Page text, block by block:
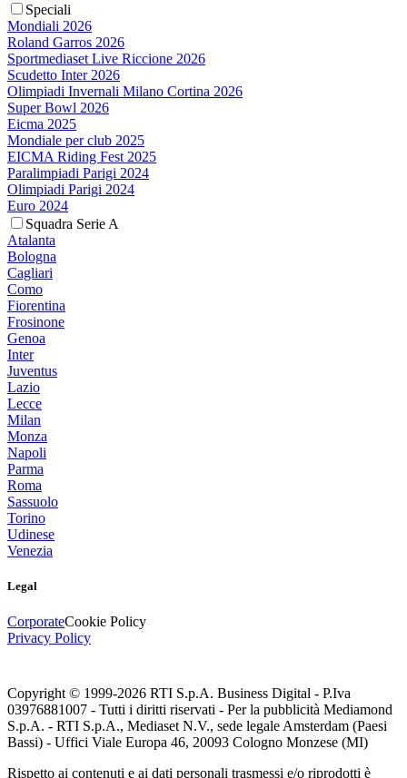
Speciali
Mondiali 2026
Roland Garros 2026
Sportmediaset Live Riccione 2026
Scudetto Inter 2026
Olimpiadi Invernali Milano Cortina 2026
Super Bowl 2026
Eicma 2025
Mondiale per club 2025
EICMA Riding Fest 2025
Paralimpiadi Parigi 2024
Olimpiadi Parigi 2024
Euro 2024
Squadra Serie A
Atalanta
Bologna
Cagliari
Como
Fiorentina
Frosinone
Genoa
Inter
Juventus
Lazio
Lecce
Milan
Monza
Napoli
Parma
Roma
Sassuolo
Torino
Udinese
Venezia
Legal
CorporateCookie Policy
Privacy Policy
Copyright © 1999-2026 RTI S.p.A. Business Digital - P.Iva
03976881007 - Tutti i diritti riservati - Per la pubblicità Mediamond
S.p.A. - RTI S.p.A., Mediaset N.V., sede legale Amsterdam (Paesi
Bassi) - Uffici Viale Europa 46, 20093 Cologno Monzese (MI)
Rispetto ai contenuti e ai dati personali trasmessi e/o riprodotti è